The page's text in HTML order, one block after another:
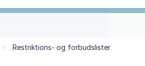
Restriktions- og forbudslister